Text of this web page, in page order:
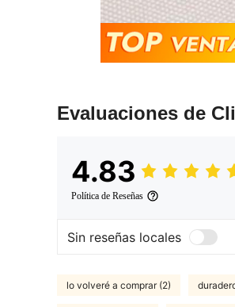
Evaluaciones de
4.83
Política de Reseñas
Sin reseñas locales
lo volveré a comprar (2)